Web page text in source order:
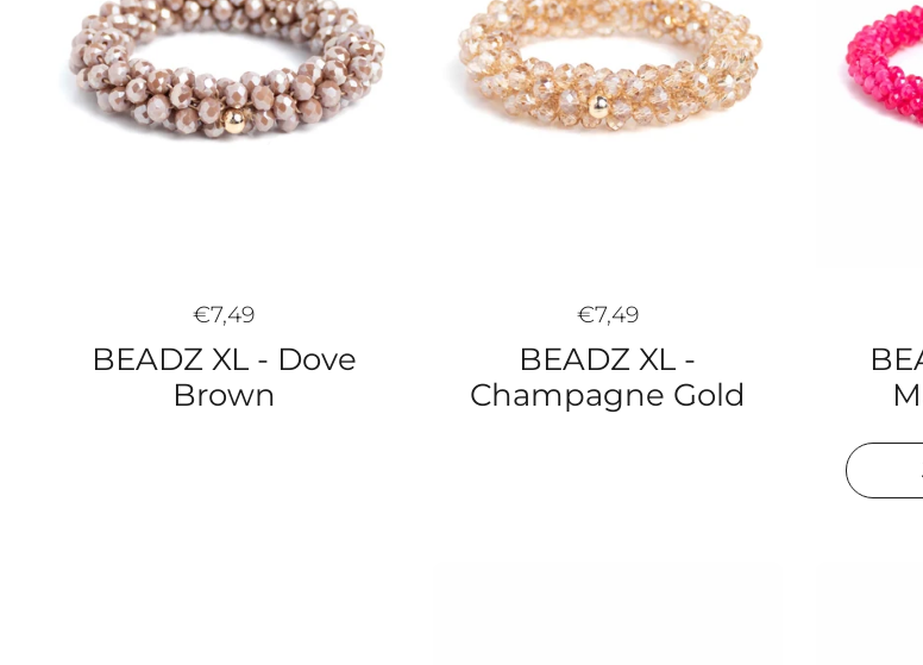
€7,49
BEADZ XL - Dove
Brown
€7,49
BEADZ XL -
Champagne Gold